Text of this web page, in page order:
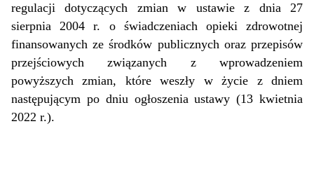
regulacji dotyczących zmian w ustawie z dnia 27
sierpnia 2004 r. o świadczeniach opieki zdrowotnej
finansowanych ze środków publicznych oraz przepisów
przejściowych związanych z wprowadzeniem
powyższych zmian, które weszły w życie z dniem
następującym po dniu ogłoszenia ustawy (13 kwietnia
2022 r.).